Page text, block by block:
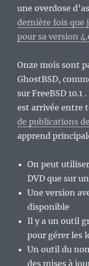
une overdose
dernière fois que
pour sa version
Onze mois sont
GhostBSD,
sur FreeBSD 10.1
est arrivée entre
de publications
apprend
On peut
DVD que sur
Une version
disponible
Il y a un outil
pour gérer les
Un outil du
des mises à